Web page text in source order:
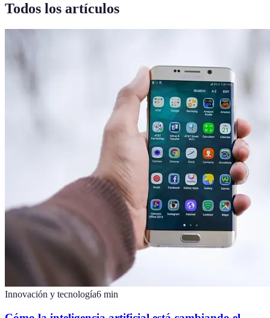
Todos los artículos
Innovación y tecnología6 min